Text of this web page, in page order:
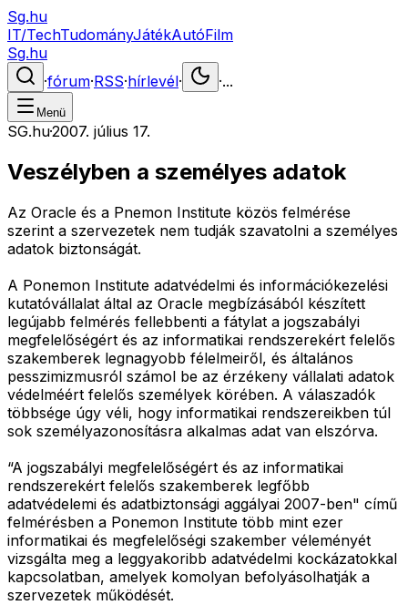
Sg.hu
IT/TechTudományJátékAutóFilm
Sg.hu
·fórum·RSS·hírlevél· ·...
Menü
SG.hu·2007. július 17.
Veszélyben a személyes adatok
Az Oracle és a Pnemon Institute közös felmérése
szerint a szervezetek nem tudják szavatolni a személyes
adatok biztonságát.
A Ponemon Institute adatvédelmi és információkezelési
kutatóvállalat által az Oracle megbízásából készített
legújabb felmérés fellebbenti a fátylat a jogszabályi
megfelelőségért és az informatikai rendszerekért felelős
szakemberek legnagyobb félelmeiről, és általános
pesszimizmusról számol be az érzékeny vállalati adatok
védelméért felelős személyek körében. A válaszadók
többsége úgy véli, hogy informatikai rendszereikben túl
sok személyazonosításra alkalmas adat van elszórva.
“A jogszabályi megfelelőségért és az informatikai
rendszerekért felelős szakemberek legfőbb
adatvédelemi és adatbiztonsági aggályai 2007-ben" című
felmérésben a Ponemon Institute több mint ezer
informatikai és megfelelőségi szakember véleményét
vizsgálta meg a leggyakoribb adatvédelmi kockázatokkal
kapcsolatban, amelyek komolyan befolyásolhatják a
szervezetek működését.